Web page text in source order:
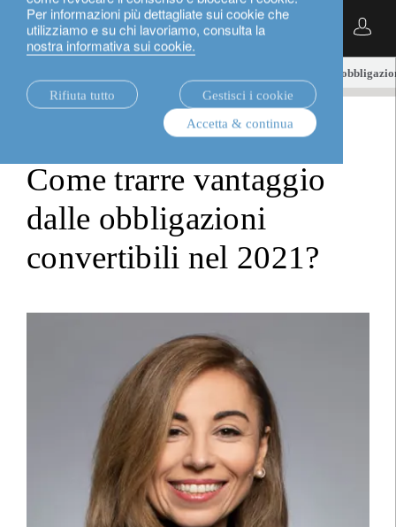
Per informazioni più dettagliate sui cookie che
utilizziamo e su chi lavoriamo, consulta la
nostra informativa sui cookie.
Rifiuta tutto
Gestisci i cookie
Accetta & continua
Italiano
Come trarre vantaggio dalle
Come trarre vantaggio
dalle obbligazioni
convertibili nel 2021?